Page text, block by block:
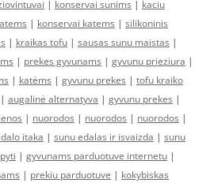
| konservai sunims | kaciu
| konservai katems | silikoninis
| kraikas tofu | sausas sunu maistas |
| prekes gyvunams | gyvunu prieziura |
| katėms | gyvunu prekes | tofu kraiko
| augalinė alternatyva | gyvunu prekes |
| nuorodos | nuorodos | nuorodos |
itaka | sunu edalas ir isvaizda | sunu
| gyvunams parduotuve internetu |
| prekiu parduotuve | kokybiskas